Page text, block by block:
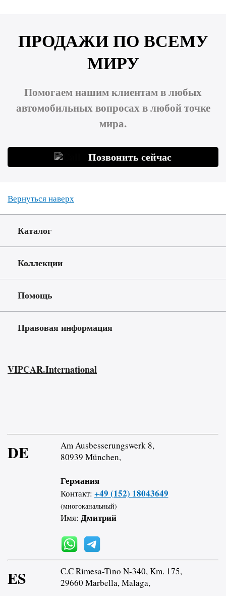
ПРОДАЖИ ПО ВСЕМУ
МИРУ
Помогаем нашим клиентам в любых
автомобильных вопросах в любой точке
мира.
Позвонить сейчас
Вернуться наверх
Каталог
Коллекции
Помощь
Правовая информация
VIPCAR.International
DE
Am Ausbesserungswerk 8,
80939 München,
Германия
Контакт: +49 (152) 18043649
(многоканальный)
Имя: Дмитрий
ES
C.C Rimesa-Tino N-340, Km. 175,
29660 Marbella, Malaga,